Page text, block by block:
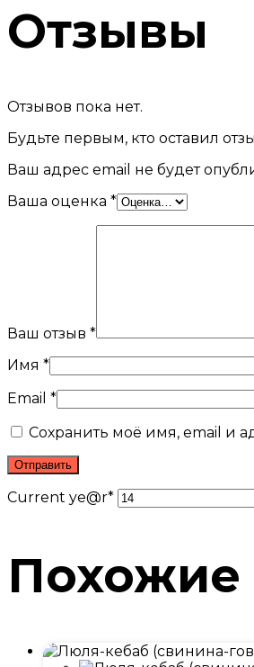
Отзывы
Отзывов пока нет.
Будьте первым, кто оставил
Ваш адрес email не будет
Ваша оценка *
Ваш отзыв *
Имя *
Email *
Сохранить моё имя, email и
Current ye@r*
Похожие